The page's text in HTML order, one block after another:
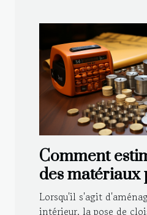
Comment
des matériaux
de cloisons en
Lorsqu'il s'agit
intérieur, la pose de